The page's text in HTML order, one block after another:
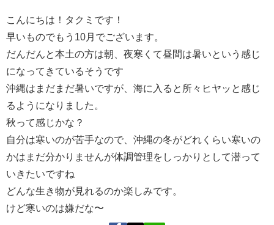
こんにちは！タクミです！
早いものでもう10月でございます。
だんだんと本土の方は朝、夜寒くて昼間は暑いという感じ
になってきているそうです
沖縄はまだまだ暑いですが、海に入ると所々ヒヤッと感じ
るようになりました。
秋って感じかな？
自分は寒いのが苦手なので、沖縄の冬がどれくらい寒いの
かはまだ分かりませんが体調管理をしっかりとして潜って
いきたいですね
どんな生き物が見れるのか楽しみです。
けど寒いのは嫌だな〜